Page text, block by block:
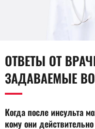
ОТВЕТЫ ОТ
ЗАДАВАЕМЫЕ
Когда после инсульта
кому они